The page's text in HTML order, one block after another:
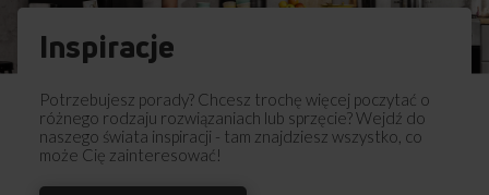
Inspiracje
Potrzebujesz porady? Chcesz trochę więcej poczytać o
różnego rodzaju rozwiązaniach lub sprzęcie? Wejdź do
naszego świata inspiracji - tam znajdziesz wszystko, co
może Cię zainteresować!